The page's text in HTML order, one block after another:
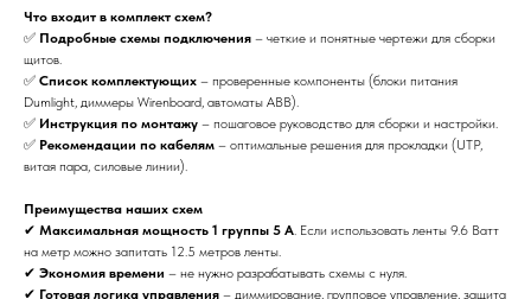
Что входит в комплект схем?
✅ Подробные схемы подключения – четкие и понятные чертежи для сборки
щитов.
✅ Список комплектующих – проверенные компоненты (блоки питания
Dumlight, диммеры Wirenboard, автоматы ABB).
✅ Инструкция по монтажу – пошаговое руководство для сборки и настройки.
✅ Рекомендации по кабелям – оптимальные решения для прокладки (UTP,
витая пара, силовые линии).
Преимущества наших схем
✔ Максимальная мощность 1 группы 5 А. Если использовать ленты 9.6 Ватт
на метр можно запитать 12.5 метров ленты.
✔ Экономия времени – не нужно разрабатывать схемы с нуля.
✔ Готовая логика управления – диммирование, групповое управление, защита